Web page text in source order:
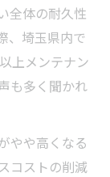
全体の耐久性
、埼玉県内で
上メンテナン
も多く聞かれ
やや高くなる
コストの削減